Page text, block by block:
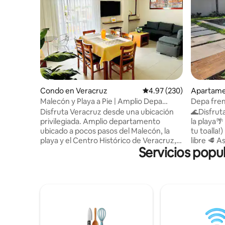
Condo en Veracruz Calificación promedio:
4.97 (230)
Malecón y Playa a Pie | Amplio Depa
Familiar
Disfruta Veracruz desde una ubicación
privilegiada. Amplio departamento
ubicado a pocos pasos del Malecón, la
playa y el Centro Histórico de Veracruz,
ideal para quienes desean recorrer
caminando algunos de los principales
Perfecto para familias, grupos pequeños
o viajeros que buscan comodidad,
o
Depa
Alberca/
la playa🌴 EL EDIFICIO: 🏊 Alberca (¡trae
tu
libre 🥩
cerrado
📍Cerca
Servicios